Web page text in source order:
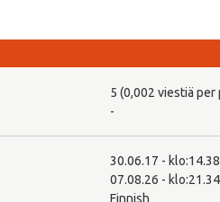
5 (0,002 viestiä per
-
30.06.17 - klo:14.38
07.08.26 - klo:21.34
Finnish